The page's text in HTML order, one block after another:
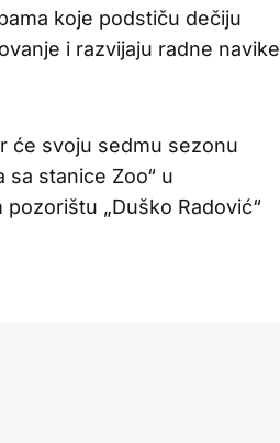
koje podstiču dečiju
i razvijaju radne navike
će svoju sedmu sezonu
stanice Zoo“ u
„Duško Radović“